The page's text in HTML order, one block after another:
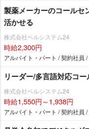
製薬メーカーのコールセ
活かせる
株式会社ベルシステム24
時給2,300円
アルバイト・パート / 契約社員
リーダー/多言語対応コ
株式会社ベルシステム24
時給1,550円～1,938円
アルバイト・パート / 契約社員